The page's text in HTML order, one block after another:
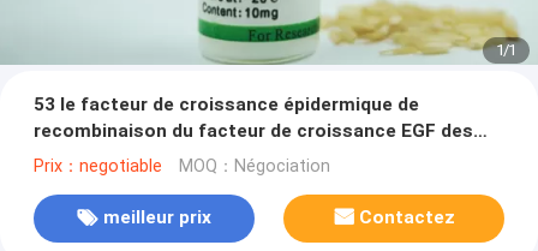
1/1
53 le facteur de croissance épidermique de
recombinaison du facteur de croissance EGF des
acides aminés 6.3kD a lyophilisé avec le
Prix：negotiable MOQ：Négociation
meilleur prix Contactez